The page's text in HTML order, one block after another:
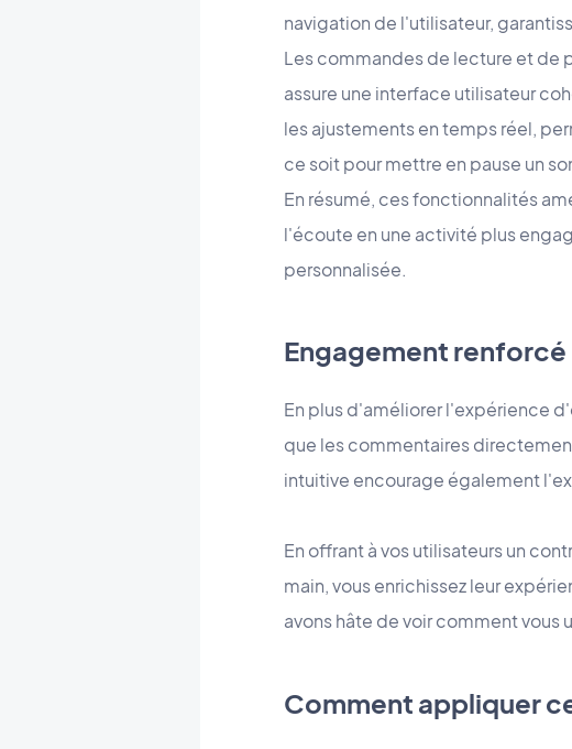
navigation de l'utilisateur,
Les commandes de lecture et de
assure une interface utilisateur
les ajustements en temps réel,
ce soit pour mettre en pause un
En résumé, ces fonctionnalités
l'écoute en une activité plus
personnalisée.
Engagement renforcé
En plus d'améliorer l'expérience
que les commentaires
intuitive encourage également
En offrant à vos utilisateurs un
main, vous enrichissez leur
avons hâte de voir comment vous
Comment appliquer